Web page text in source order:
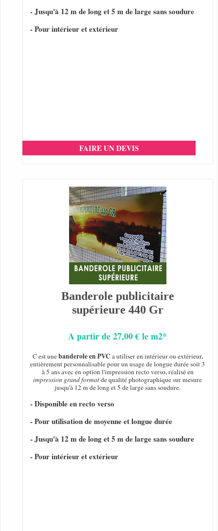
- Jusqu'à 12 m de long et 5 m de large sans soudure
- Pour intérieur et extérieur
FAIRE UN DEVIS
Banderole publicitaire
supérieure 440 Gr
A partir de 27,00 € le m2*
C est unebanderole en PVC a utiliser en intérieur ou extérieur,
entièrement personnalisable pour un usage de longue durée soit 3
à 5 ans avec en option l'impression recto verso, réalisé en
impression grand formatde qualité photographique sur mesure
jusqu'à 12 m de long et 5 de large sans soudure.
- Disponible en recto verso
- Pour utilisation de moyenne et longue durée
- Jusqu'à 12 m de long et 5 m de large sans soudure
- Pour intérieur et extérieur